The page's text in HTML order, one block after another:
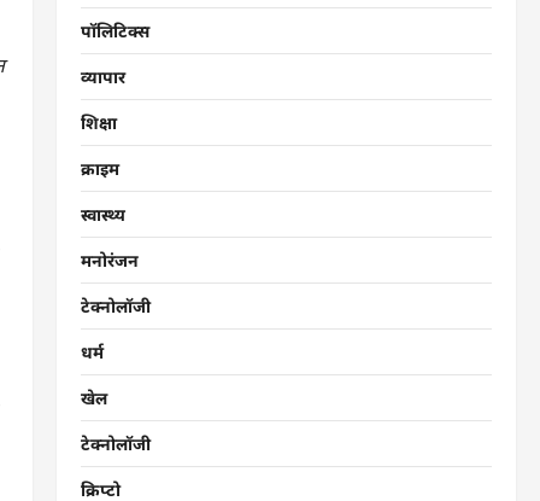
पॉलिटिक्स
व्यापार
शिक्षा
क्राइम
स्वास्थ्य
मनोरंजन
टेक्नोलॉजी
धर्म
खेल
टेक्नोलॉजी
क्रिप्टो